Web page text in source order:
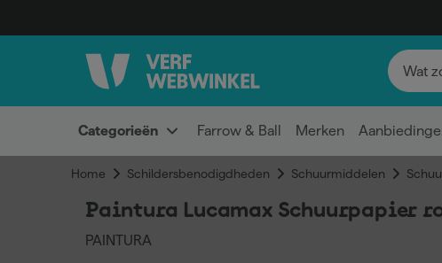
Categorieën Farrow & Ball Merken
Home Schildersbenodigdheden Schuurmiddelen
Paintura Lucamax Schuurpapier
PAINTURA